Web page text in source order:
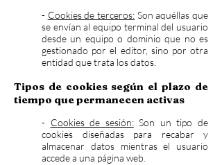
- Cookies de terceros: Son aquéllas que
se envían al equipo terminal del usuario
desde un equipo o dominio que no es
gestionado por el editor, sino por otra
entidad que trata los datos.
Tipos de cookies según el plazo de
tiempo que permanecen activas
- Cookies de sesión:Son un tipo de
cookies diseñadas para recabar y
almacenar datos mientras el usuario
accede a una página web.